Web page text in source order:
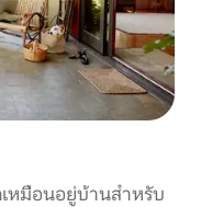
หมือนอยู่บ้านสำหรับ